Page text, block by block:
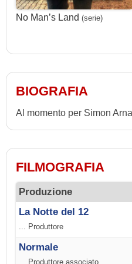
No Man’s Land (serie)
BIOGRAFIA
Al momento per Simon
FILMOGRAFIA
Produzione
La Notte del 12
... Produttore
Normale
... Produttore associato